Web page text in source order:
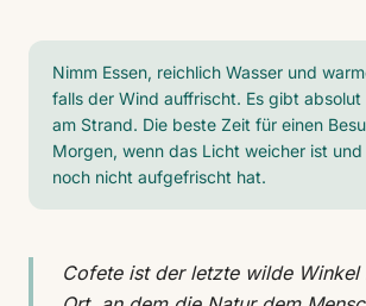
Nimm Essen, reichlich Wasser und
falls der Wind auffrischt. Es gibt absolut
am Strand. Die beste Zeit für einen
Morgen, wenn das Licht weicher ist
noch nicht aufgefrischt hat.
Cofete ist der letzte wilde Winkel